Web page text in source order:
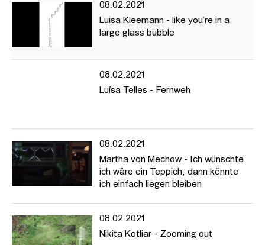
08.02.2021
Luisa Kleemann - like you‘re in a
large glass bubble
08.02.2021
Luísa Telles - Fernweh
08.02.2021
Martha von Mechow - Ich wünschte
ich wäre ein Teppich, dann könnte
ich einfach liegen bleiben
08.02.2021
Nikita Kotliar - Zooming out